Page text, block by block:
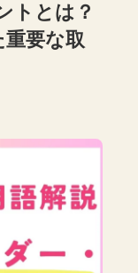
トとは？
要な取